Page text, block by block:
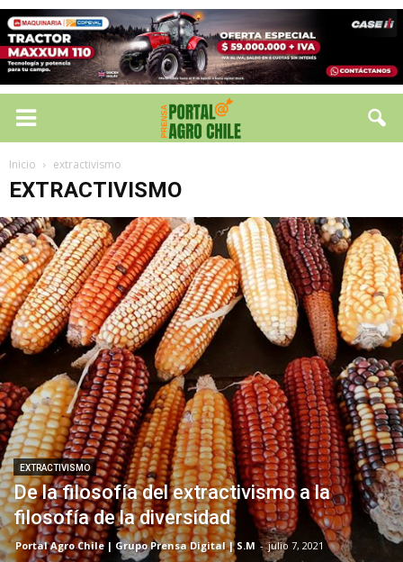
Inicio extractivismo
EXTRACTIVISMO
EXTRACTIVISMO
De la filosofía del extractivismo a la
filosofía de la diversidad
Portal Agro Chile | Grupo Prensa Digital | S.M - julio 7, 2021